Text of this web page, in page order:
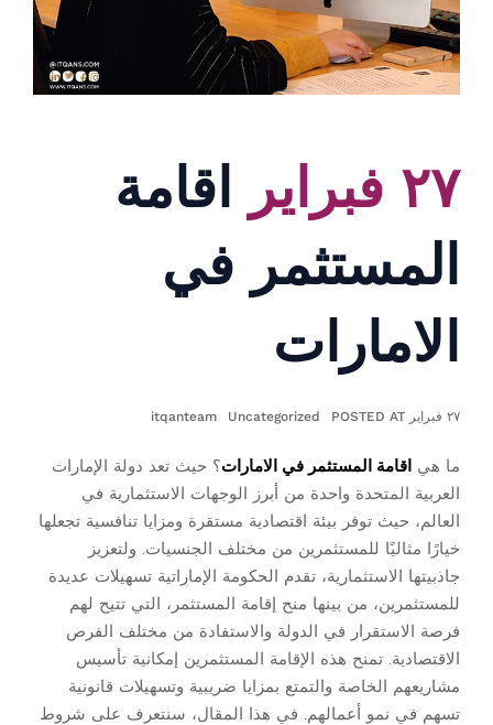
٢٧ فبراير
اقامة
المستثمر في
الامارات
٢٧ فبراير POSTED AT Uncategorized
itqanteam
ما هي اقامة المستثمر في الامارات؟ حيث تعد دولة الإمارات
العربية المتحدة واحدة من أبرز الوجهات الاستثمارية في
العالم، حيث توفر بيئة اقتصادية مستقرة ومزايا تنافسية تجعلها
خيارًا مثاليًا للمستثمرين من مختلف الجنسيات. ولتعزيز
جاذبيتها الاستثمارية، تقدم الحكومة الإماراتية تسهيلات عديدة
للمستثمرين، من بينها منح إقامة المستثمر، التي تتيح لهم
فرصة الاستقرار في الدولة والاستفادة من مختلف الفرص
الاقتصادية. تمنح هذه الإقامة المستثمرين إمكانية تأسيس
مشاريعهم الخاصة والتمتع بمزايا ضريبية وتسهيلات قانونية
تسهم في نمو أعمالهم. في هذا المقال، سنتعرف على شروط